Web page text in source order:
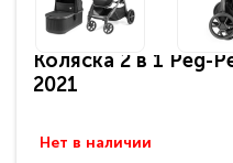
Коляска 2 в 1 Peg-
2021
Нет в наличии